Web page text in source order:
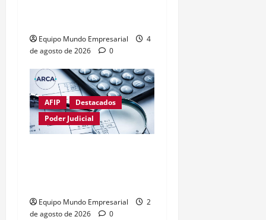
Equipo Mundo Empresarial
4
de agosto de 2026
0
AFIP
Destacados
Poder Judicial
Equipo Mundo Empresarial
2
de agosto de 2026
0